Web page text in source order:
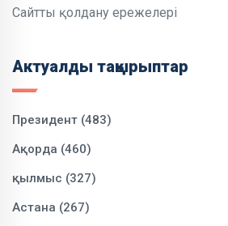
Сайтты қолдану ережелері
Актуалды тақырыптар
Президент (483)
Ақорда (460)
қылмыс (327)
Астана (267)